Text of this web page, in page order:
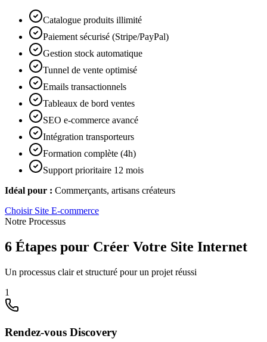
Catalogue produits illimité
Paiement sécurisé (Stripe/PayPal)
Gestion stock automatique
Tunnel de vente optimisé
Emails transactionnels
Tableaux de bord ventes
SEO e-commerce avancé
Intégration transporteurs
Formation complète (4h)
Support prioritaire 12 mois
Idéal pour : Commerçants, artisans créateurs
Choisir Site E-commerce
Notre Processus
6 Étapes pour Créer Votre Site Internet
Un processus clair et structuré pour un projet réussi
1
Rendez-vous Discovery